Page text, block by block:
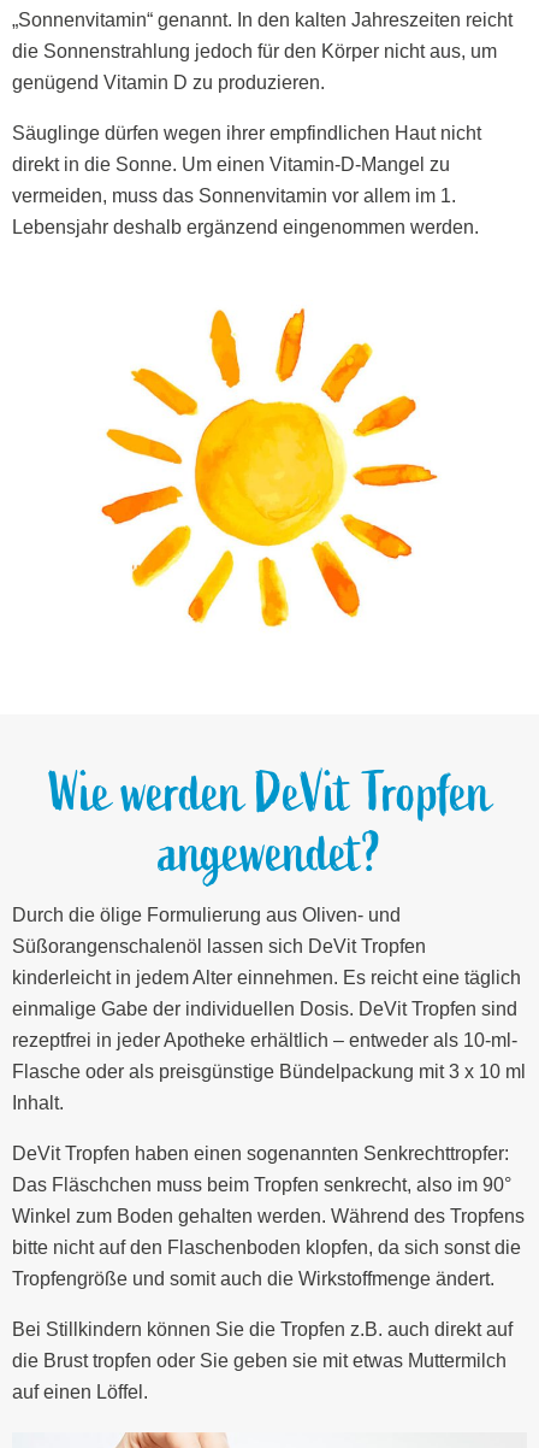
„Sonnenvitamin“ genannt. In den kalten Jahreszeiten reicht
die Sonnenstrahlung jedoch für den Körper nicht aus, um
genügend Vitamin D zu produzieren.
Säuglinge dürfen wegen ihrer empfindlichen Haut nicht
direkt in die Sonne. Um einen Vitamin-D-Mangel zu
vermeiden, muss das Sonnenvitamin vor allem im 1.
Lebensjahr deshalb ergänzend eingenommen werden.
Wie werden DeVit Tropfen
angewendet?
Durch die ölige Formulierung aus Oliven- und
Süßorangenschalenöl lassen sich DeVit Tropfen
kinderleicht in jedem Alter einnehmen. Es reicht eine täglich
einmalige Gabe der individuellen Dosis. DeVit Tropfen sind
rezeptfrei in jeder Apotheke erhältlich – entweder als 10-ml-
Flasche oder als preisgünstige Bündelpackung mit 3 x 10 ml
Inhalt.
DeVit Tropfen haben einen sogenannten Senkrechttropfer:
Das Fläschchen muss beim Tropfen senkrecht, also im 90°
Winkel zum Boden gehalten werden. Während des Tropfens
bitte nicht auf den Flaschenboden klopfen, da sich sonst die
Tropfengröße und somit auch die Wirkstoffmenge ändert.
Bei Stillkindern können Sie die Tropfen z.B. auch direkt auf
die Brust tropfen oder Sie geben sie mit etwas Muttermilch
auf einen Löffel.